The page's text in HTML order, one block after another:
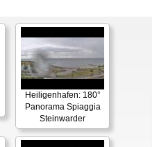
Heiligenhafen: 180°
Panorama Spiaggia
Steinwarder